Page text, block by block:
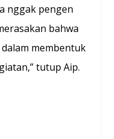
nggak pengen
bahwa
membentuk
tutup Aip.